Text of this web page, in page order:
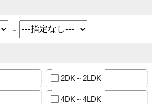
～
2DK～2LDK
4DK～4LDK